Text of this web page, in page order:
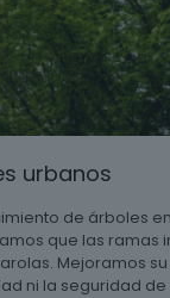
urbanos
de árboles
que las ramas
Mejoramos
ni la seguridad